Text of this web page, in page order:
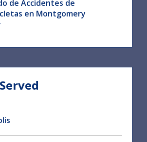
de Accidentes de
en Montgomery